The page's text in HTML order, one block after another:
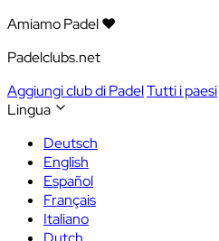
Amiamo Padel ❤️
Padelclubs.net
Aggiungi club di PadelTutti i paesi
Lingua
Deutsch
English
Español
Français
Italiano